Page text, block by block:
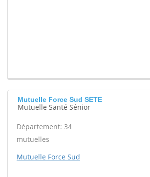
Mutuelle Force Sud SETE
Mutuelle Santé Sénior
Département: 34
mutuelles
Mutuelle Force Sud